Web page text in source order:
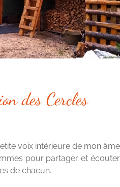
des Cercles
voix intérieure de mon âme
pour partager et écouter
de chacun.